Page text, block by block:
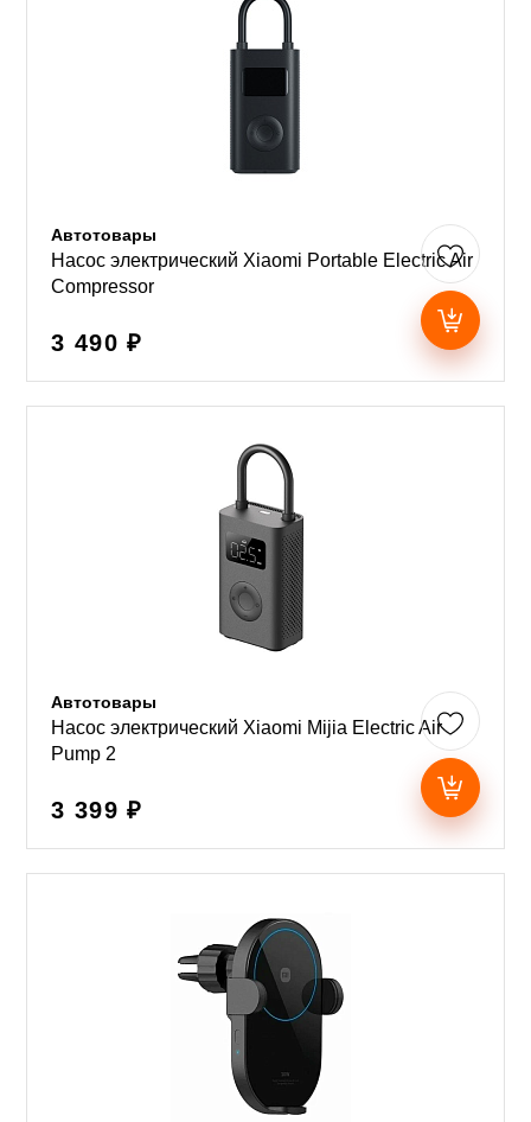
Автотовары
Насос электрический Xiaomi Portable Electric Air
Compressor
3 490 ₽
Автотовары
Насос электрический Xiaomi Mijia Electric Air
Pump 2
3 399 ₽